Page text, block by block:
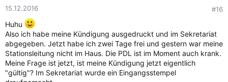
e
:
15.12.2016 #16
Huhu
Also ich habe meine Kündigung ausgedruckt und im Sekretariat
abgegeben. Jetzt habe ich zwei Tage frei und gestern war meine
Stationsleitung nicht im Haus. Die PDL ist im Moment auch krank.
Meine Frage ist jetzt, ist meine Kündigung jetzt eigentlich
"gültig"? Im Sekretariat wurde ein Eingangsstempel